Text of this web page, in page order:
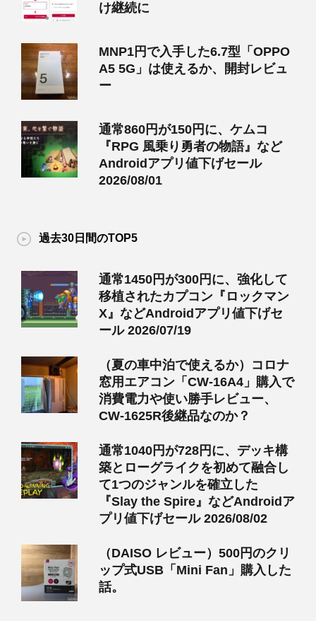
け継続に
MNP1円で入手した6.7型「OPPO
A5 5G」は使えるか、開封レビュ
ー
通常860円が150円に、ケムコ
『RPG 風乗り勇者の物語』など
Androidアプリ値下げセール
2026/08/01
過去30日間のTOP5
通常1450円が300円に、強化して
移植されたカプコン『ロックマン
X』などAndroidアプリ値下げセ
ール 2026/07/19
（夏の車中泊で使えるか）コロナ
窓用エアコン「CW-16A4」購入で
消費電力や使い勝手レビュー、
CW-1625R後継品なのか？
通常1040円が728円に、デッキ構
築とローグライクを初めて融合し
て1つのジャンルを確立した
『Slay the Spire』などAndroidア
プリ値下げセール 2026/08/02
（DAISO レビュー）500円のクリ
ップ式USB「Mini Fan」購入した
話。